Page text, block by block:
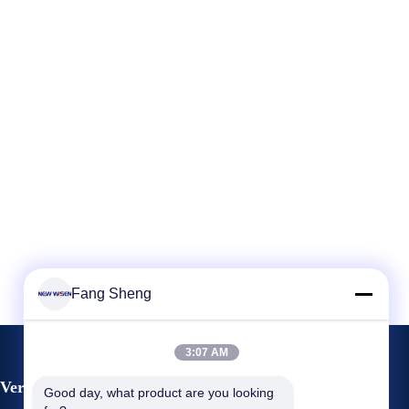
Veranstaltungen
Antrag Ein Zitat
Fang Sheng
3:07 AM
Good day, what product are you looking